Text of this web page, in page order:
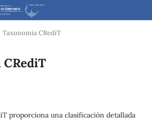
Taxonomía CRediT
proporciona una clasificación detallada